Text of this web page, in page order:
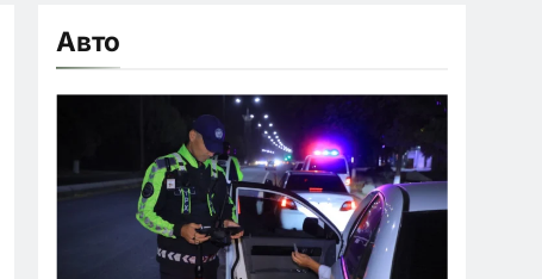
Авто